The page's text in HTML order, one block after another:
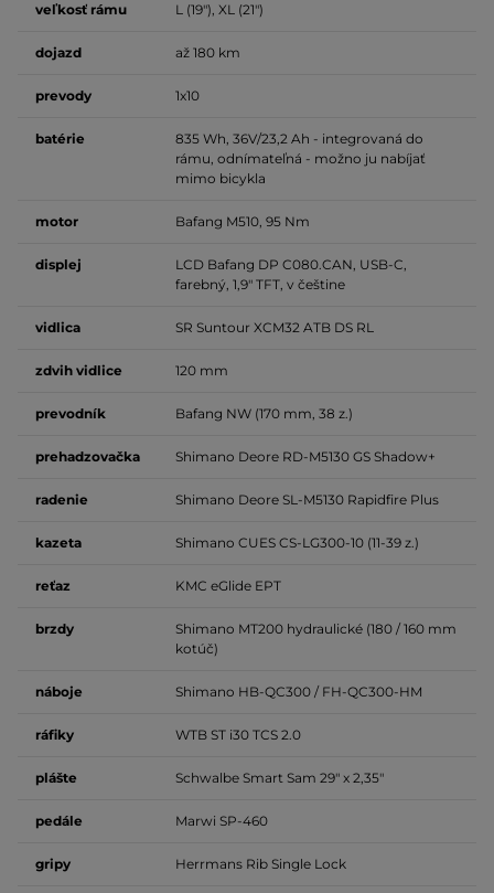
veľkosť rámu L (19"), XL (21")
dojazd až 180 km
prevody 1x10
batérie
835 Wh, 36V/23,2 Ah - integrovaná do
rámu, odnímateľná - možno ju nabíjať
mimo bicykla
motor Bafang M510, 95 Nm
displej
LCD Bafang DP C080.CAN, USB-C,
farebný, 1,9" TFT, v češtine
vidlica SR Suntour XCM32 ATB DS RL
zdvih vidlice 120 mm
prevodník Bafang NW (170 mm, 38 z.)
prehadzovačka Shimano Deore RD-M5130 GS Shadow+
radenie Shimano Deore SL-M5130 Rapidfire Plus
kazeta Shimano CUES CS-LG300-10 (11-39 z.)
reťaz KMC eGlide EPT
brzdy
Shimano MT200 hydraulické (180 / 160 mm
kotúč)
náboje Shimano HB-QC300 / FH-QC300-HM
ráfiky WTB ST i30 TCS 2.0
plášte Schwalbe Smart Sam 29" x 2,35"
pedále Marwi SP-460
gripy Herrmans Rib Single Lock